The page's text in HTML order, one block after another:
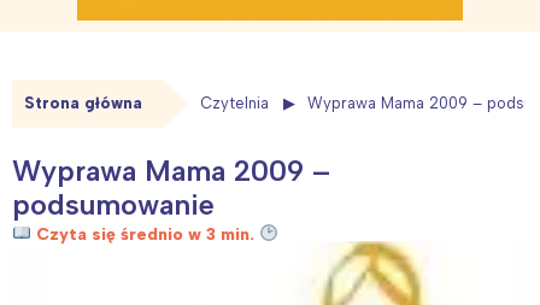
Strona główna Czytelnia Wyprawa Mama 2009 –
Wyprawa Mama 2009 –
podsumowanie
Czyta się średnio w 3 min.